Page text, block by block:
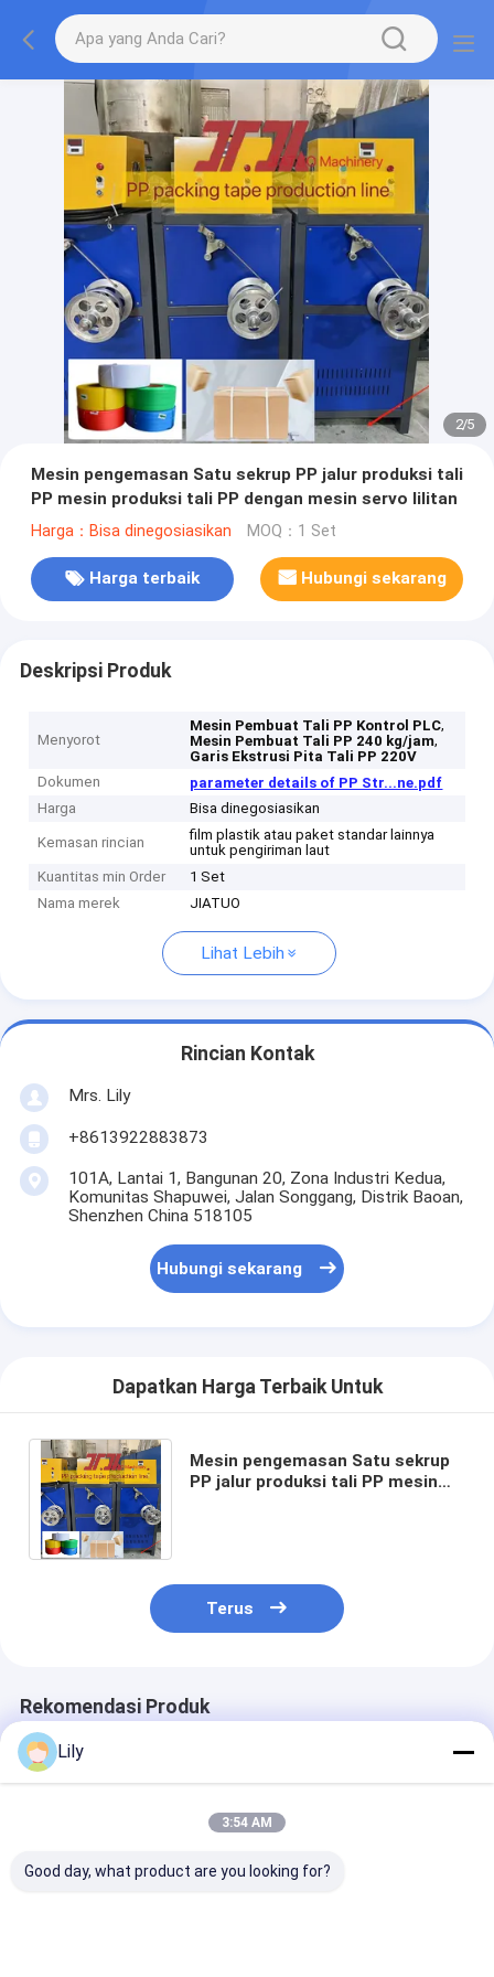
2/5
Mesin pengemasan Satu sekrup PP jalur produksi tali
PP mesin produksi tali PP dengan mesin servo lilitan
Harga：Bisa dinegosiasikan MOQ：1 Set
Harga terbaik Hubungi sekarang
Deskripsi Produk
Menyorot
Mesin Pembuat Tali PP Kontrol PLC,
Mesin Pembuat Tali PP 240 kg/jam,
Garis Ekstrusi Pita Tali PP 220V
Dokumen
parameter details of PP Str...ne.pdf
Harga
Bisa dinegosiasikan
Kemasan rincian
film plastik atau paket standar lainnya
untuk pengiriman laut
Kuantitas min Order
1 Set
Nama merek
JIATUO
Lihat Lebih
Rincian Kontak
Mrs. Lily
+8613922883873
101A, Lantai 1, Bangunan 20, Zona Industri Kedua,
Komunitas Shapuwei, Jalan Songgang, Distrik Baoan,
Shenzhen China 518105
Hubungi sekarang
Dapatkan Harga Terbaik Untuk
Mesin pengemasan Satu sekrup
PP jalur produksi tali PP mesin
Terus
Rekomendasi Produk
Lily
3:54 AM
Good day, what product are you looking for?